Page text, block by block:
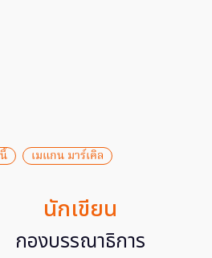
เมแกน มาร์เคิล
นักเขียน
กองบรรณาธิการ